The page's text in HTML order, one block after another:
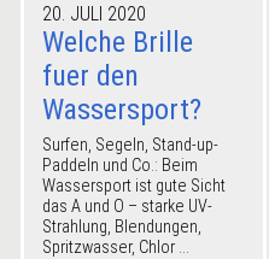
20. JULI 2020
Welche Brille
fuer den
Wassersport?
Surfen, Segeln, Stand-up-
Paddeln und Co.: Beim
Wassersport ist gute Sicht
das A und O – starke UV-
Strahlung, Blendungen,
Spritzwasser, Chlor ...